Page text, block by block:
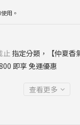
用。
止 指定分類，【仲夏香
即享 免運優惠
查看更多